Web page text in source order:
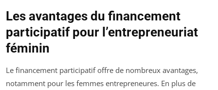
Les avantages du financement
participatif pour l’entrepreneuriat
féminin
Le financement participatif offre de nombreux avantages,
notamment pour les femmes entrepreneures. En plus de